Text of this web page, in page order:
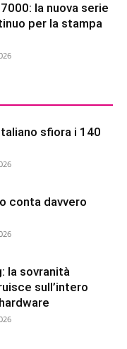
la nuova serie
per la stampa
sfiora i 140
conta davvero
la sovranità
sull’intero